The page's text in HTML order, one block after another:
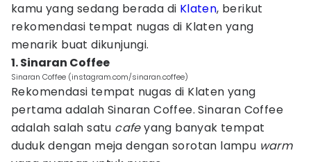
kamu yang sedang berada di Klaten, berikut
rekomendasi tempat nugas di Klaten yang
menarik buat dikunjungi.
1. Sinaran Coffee
Sinaran Coffee (instagram.com/sinaran.coffee)
Rekomendasi tempat nugas di Klaten yang
pertama adalah Sinaran Coffee. Sinaran Coffee
adalah salah satu cafeyang banyak tempat
duduk dengan meja dengan sorotan lampu warm